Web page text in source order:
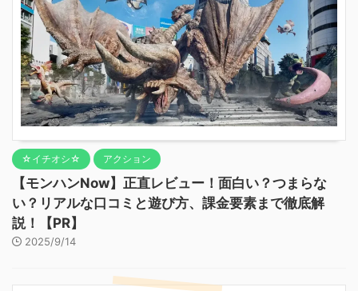
☆イチオシ☆ アクション
【モンハンNow】正直レビュー！面白い？つまらな
い？リアルな口コミと遊び方、課金要素まで徹底解
説！【PR】
2025/9/14